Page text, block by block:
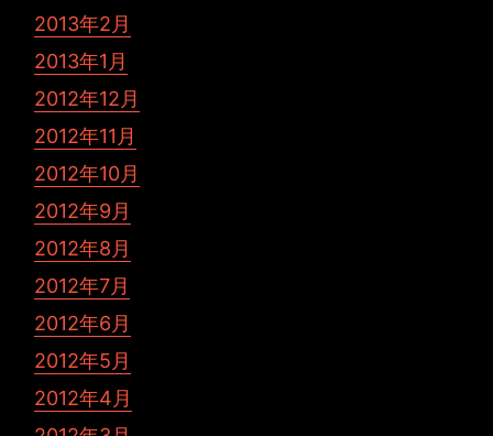
2013年2月
2013年1月
2012年12月
2012年11月
2012年10月
2012年9月
2012年8月
2012年7月
2012年6月
2012年5月
2012年4月